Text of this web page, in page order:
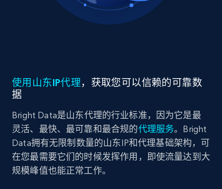
使用山东IP代理，获取您可以信赖的可靠数
据
Bright Data是山东代理的行业标准，因为它是最
灵活、最快、最可靠和最合规的代理服务。Bright
Data拥有无限制数量的山东IP和代理基础架构，可
在您最需要它们的时候发挥作用，即使流量达到大
规模峰值也能正常工作。